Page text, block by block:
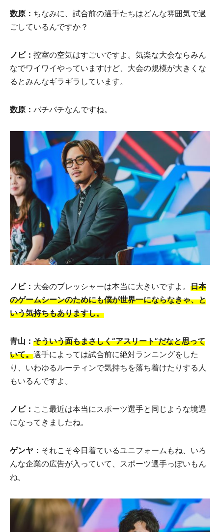
数原： ちなみに、試合前の選手たちはどんな雰囲気で過
ごしているんですか？
ノビ： 控室の空気はすごいですよ。気楽な大会ならみん
なでワイワイやっていますけど、大会の規模が大きくな
るとみんなギラギラしています。
数原： バチバチなんですね。
ノビ： 大会のプレッシャーは本当に大きいですよ。 日本
のゲームシーンのためにも僕が世界一にならなきゃ、と
いう気持ちもありますし。
青山： そういう面もまさしく“アスリート”だなと思って
いて。選手によっては試合前に絶対ランニングをした
り、いわゆるルーティンで気持ちを落ち着けたりする人
もいるんですよ。
ノビ： ここ最近は本当にスポーツ選手と同じような境遇
になってきましたね。
ゲンヤ： それこそ今日着ているユニフォームもね、いろ
んな企業の広告が入っていて、スポーツ選手っぽいもん
ね。